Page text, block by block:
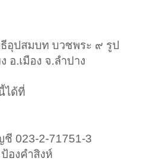
ธีอุปสมบท บวชพระ ๙ รูป
อ.เมือง จ.ลำปาง
ได้ที่
023-2-71751-3
องคำสิงห์